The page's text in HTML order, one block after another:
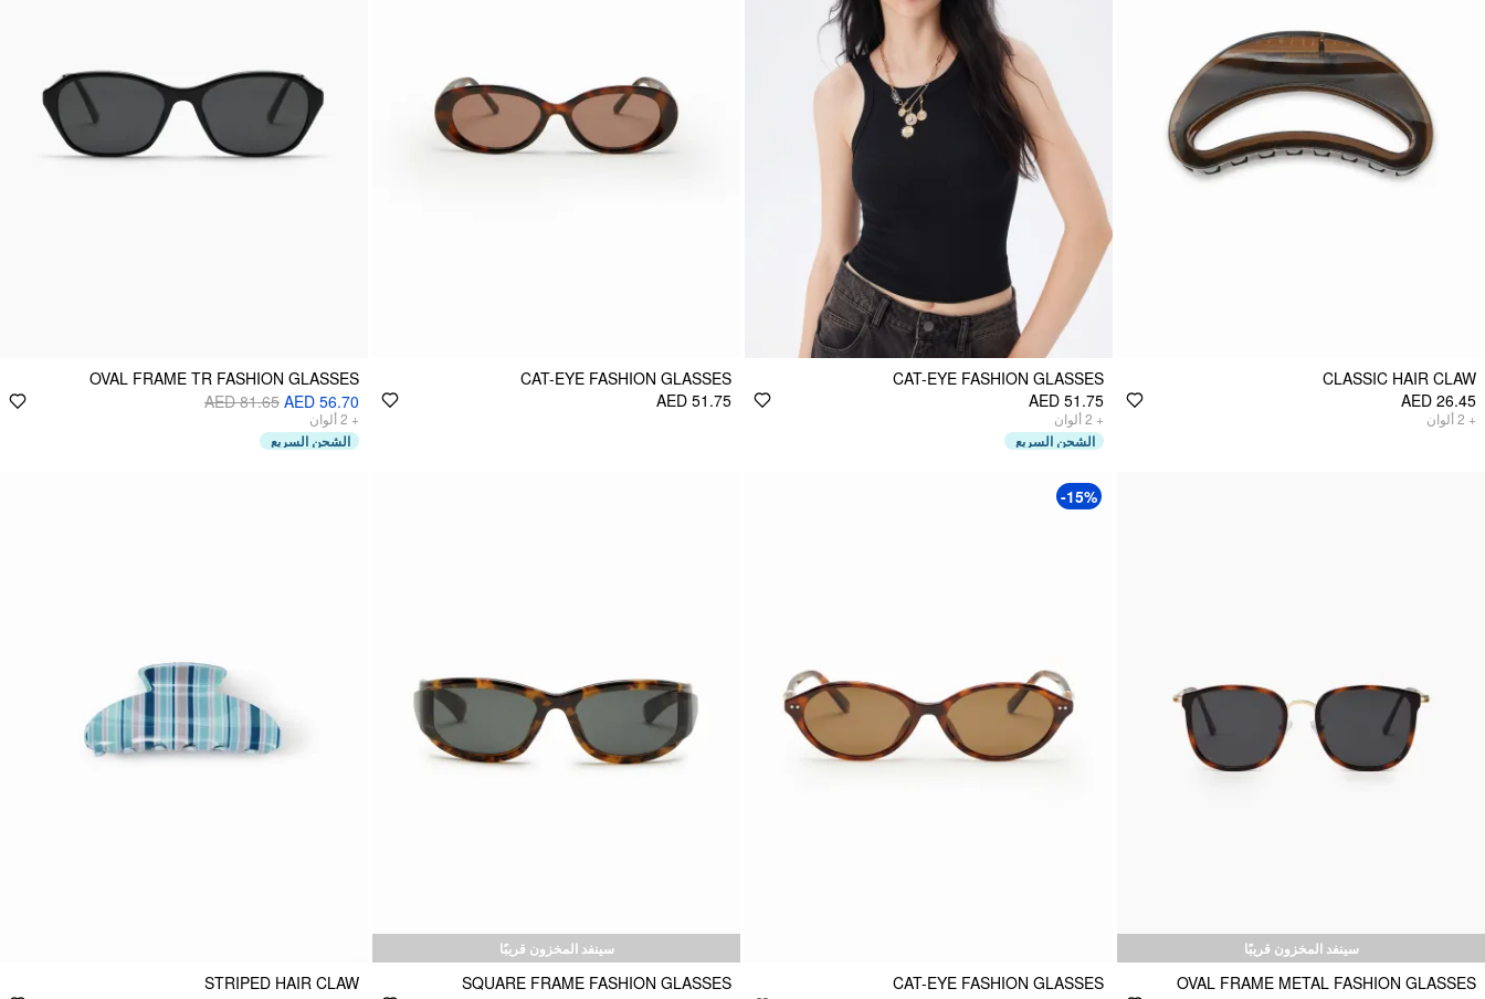
CLASSIC HAIR CLAW
AED 26.45
+
2ألوان
CAT-EYE FASHION GLASSES
AED 51.75
+
2ألوان
الشحن السريع
CAT-EYE FASHION GLASSES
AED 51.75
OVAL FRAME TR FASHION GLASSES
AED 56.70
AED 81.65
+
2ألوان
الشحن السريع
سينفد المخزون قريبًا
OVAL FRAME METAL FASHION GLASSES
-15%
CAT-EYE FASHION GLASSES
سينفد المخزون قريبًا
SQUARE FRAME FASHION GLASSES
STRIPED HAIR CLAW